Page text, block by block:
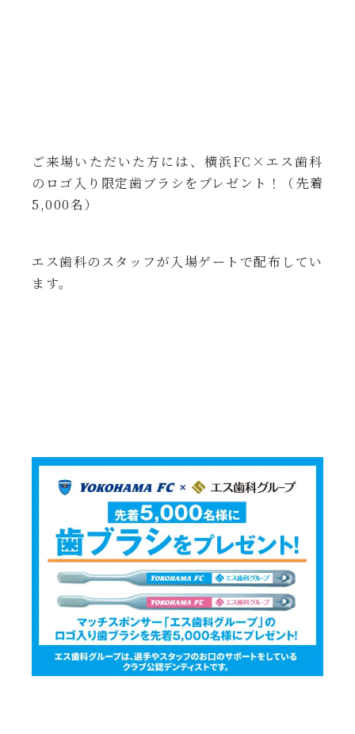
ご来場いただいた方には、横浜FC×エス歯科
のロゴ入り限定歯ブラシをプレゼント！（先着
5,000名）
エス歯科のスタッフが入場ゲートで配布してい
ます。